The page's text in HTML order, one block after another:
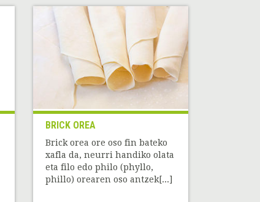
BRICK OREA
Brick orea ore oso fin bateko
xafla da, neurri handiko olata
eta filo edo philo (phyllo,
phillo) orearen oso antzek[...]